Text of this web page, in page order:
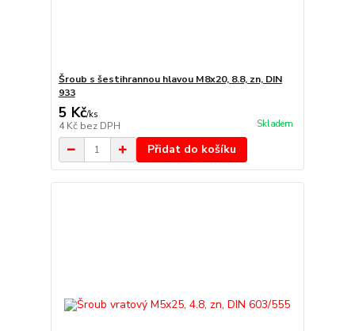
Šroub s šestihrannou hlavou M8x20, 8.8, zn, DIN
933
5 Kč/ks
4 Kč bez DPH Skladem
Přidat do košíku